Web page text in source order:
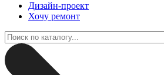
Дизайн-проект
Хочу ремонт